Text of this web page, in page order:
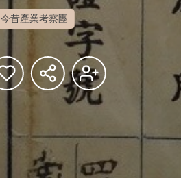
今昔產業考察團